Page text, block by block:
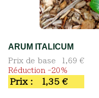
ARUM ITALICUM
Prix de base
1,69 €
Réduction -20%
Prix : 1,35 €